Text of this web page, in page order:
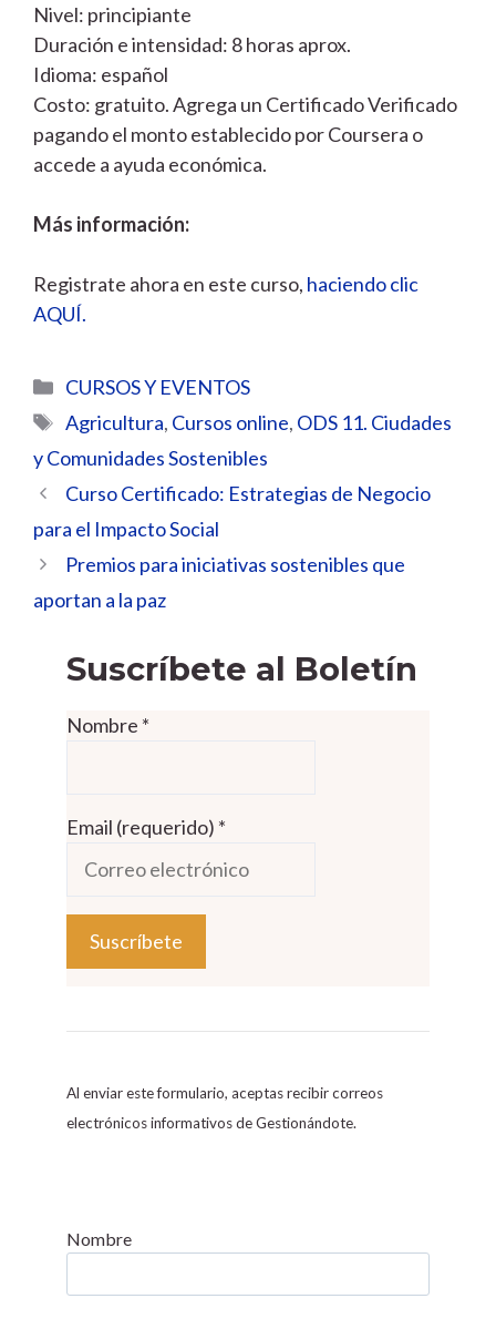
Nivel: principiante
Duración e intensidad: 8 horas aprox.
Idioma: español
Costo: gratuito. Agrega un Certificado Verificado
pagando el monto establecido por Coursera o
accede a ayuda económica.
Más información:
Registrate ahora en este curso, haciendo clic
AQUÍ.
Categorías
CURSOS Y EVENTOS
Etiquetas
Agricultura, Cursos online, ODS 11. Ciudades
y Comunidades Sostenibles
Curso Certificado: Estrategias de Negocio
para el Impacto Social
Premios para iniciativas sostenibles que
aportan a la paz
Suscríbete al Boletín
Nombre *
Email (requerido) *
o
s
t
C
n
Al enviar este formulario, aceptas recibir correos
electrónicos informativos de Gestionándote.
Nombre